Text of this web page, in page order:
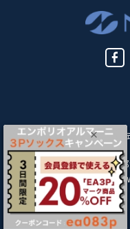
東京
https://